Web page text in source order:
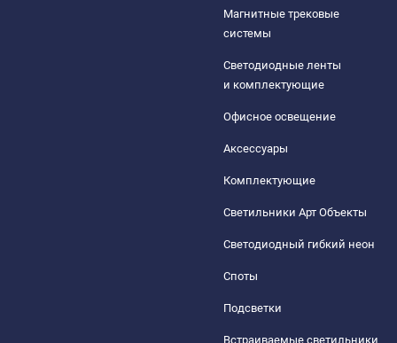
Магнитные трековые
системы
Светодиодные ленты
и комплектующие
Офисное освещение
Аксессуары
Комплектующие
Светильники Арт Объекты
Светодиодный гибкий неон
Споты
Подсветки
Встраиваемые светильники